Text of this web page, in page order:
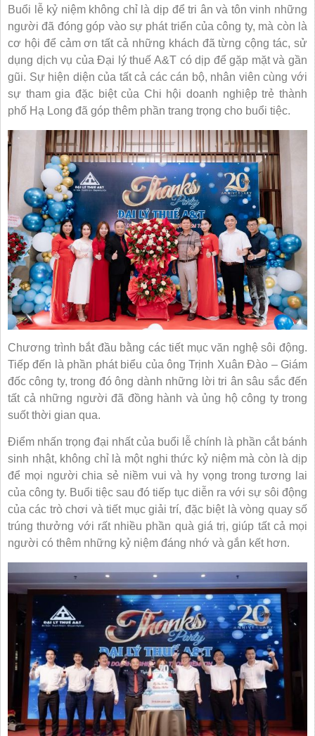
Buổi lễ kỷ niệm không chỉ là dịp để tri ân và tôn vinh những
người đã đóng góp vào sự phát triển của công ty, mà còn là
cơ hội để cảm ơn tất cả những khách đã từng cộng tác, sử
dụng dịch vụ của Đại lý thuế A&T có dịp để gặp mặt và gần
gũi. Sự hiện diện của tất cả các cán bộ, nhân viên cùng với
sự tham gia đặc biệt của Chi hội doanh nghiệp trẻ thành
phố Hạ Long đã góp thêm phần trang trọng cho buổi tiệc.
Chương trình bắt đầu bằng các tiết mục văn nghệ sôi động.
Tiếp đến là phần phát biểu của ông Trịnh Xuân Đào – Giám
đốc công ty, trong đó ông dành những lời tri ân sâu sắc đến
tất cả những người đã đồng hành và ủng hộ công ty trong
suốt thời gian qua.
Điểm nhấn trọng đại nhất của buổi lễ chính là phần cắt bánh
sinh nhật, không chỉ là một nghi thức kỷ niệm mà còn là dịp
để mọi người chia sẻ niềm vui và hy vọng trong tương lai
của công ty. Buổi tiệc sau đó tiếp tục diễn ra với sự sôi động
của các trò chơi và tiết mục giải trí, đặc biệt là vòng quay số
trúng thưởng với rất nhiều phần quà giá trị, giúp tất cả mọi
người có thêm những kỷ niệm đáng nhớ và gắn kết hơn.